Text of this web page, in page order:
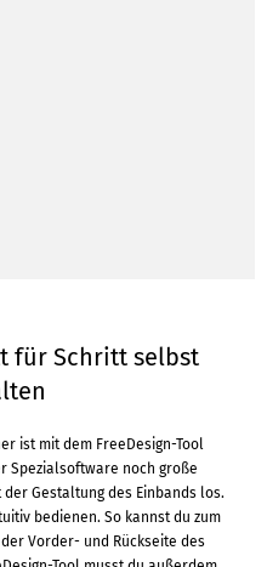
für Schritt selbst
ist mit dem FreeDesign-Tool
Spezialsoftware noch große
Gestaltung des Einbands los.
bedienen. So kannst du zum
Vorder- und Rückseite des